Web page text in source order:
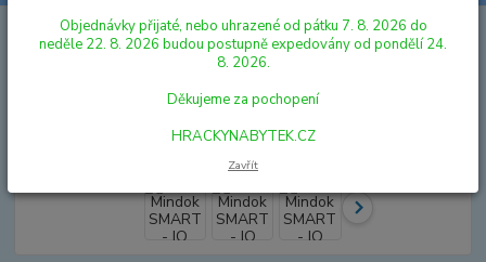
HRY A HLAVOLAMY HLAVOLAMY A SMART HRY
Mindok
SMART - IQ XOXO
Mindok SMART - IQ XOXO
Objednávky přijaté, nebo uhrazené od pátku 7. 8. 2026 do
neděle 22. 8. 2026 budou postupně expedovány od pondělí 24.
8. 2026.
Děkujeme za pochopení
HRACKYNABYTEK.CZ
Zavřít